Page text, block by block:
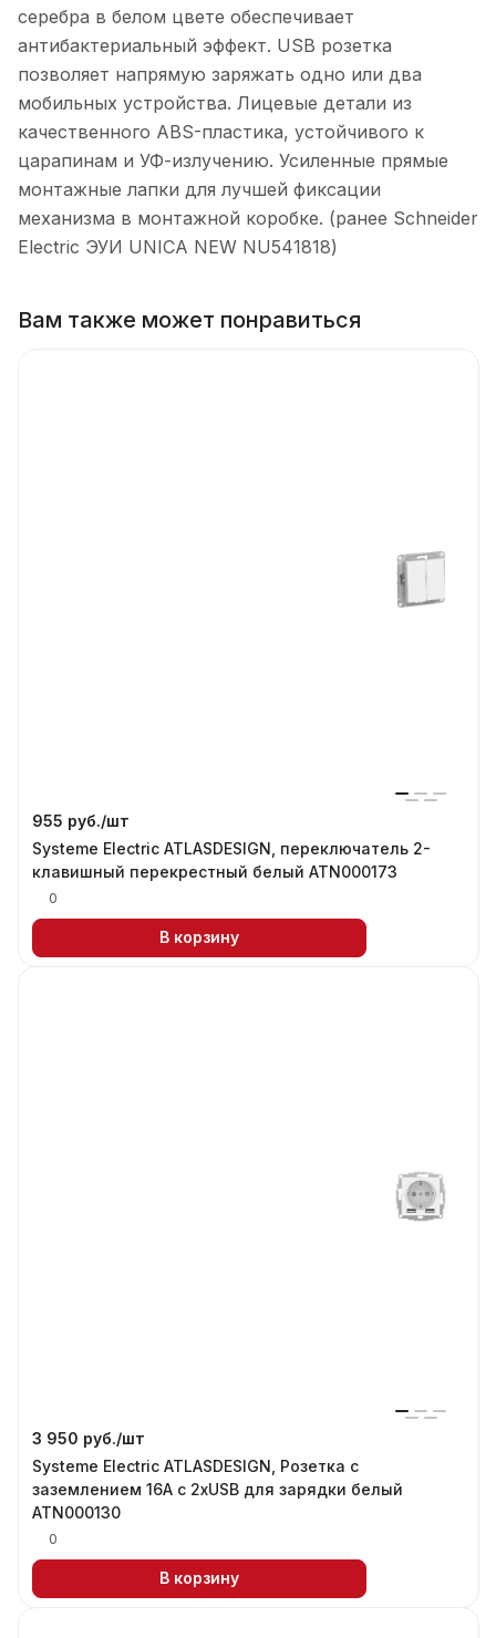
серебра в белом цвете обеспечивает
антибактериальный эффект. USB розетка
позволяет напрямую заряжать одно или два
мобильных устройства. Лицевые детали из
качественного ABS-пластика, устойчивого к
царапинам и УФ-излучению. Усиленные прямые
монтажные лапки для лучшей фиксации
механизма в монтажной коробке. (ранее Schneider
Electric ЭУИ UNICA NEW NU541818)
Вам также может понравиться
955 руб./шт
Systeme Electric ATLASDESIGN, переключатель 2-
клавишный перекрестный белый ATN000173
0
В корзину
3 950 руб./шт
Systeme Electric ATLASDESIGN, Розетка с
заземлением 16А с 2xUSB для зарядки белый
ATN000130
0
В корзину